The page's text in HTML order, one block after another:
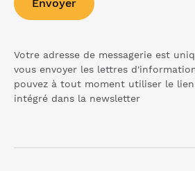
Envoyer
Votre adresse de messagerie est
vous envoyer les lettres
pouvez à tout moment utiliser le
intégré dans la newsletter